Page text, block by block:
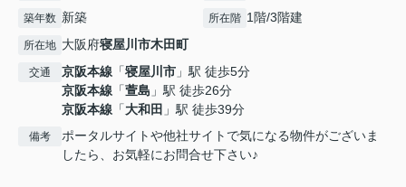
築年数 新築 所在階 1階/3階建
所在地 大阪府寝屋川市木田町
交通 京阪本線 「寝屋川市 」駅 徒歩5分
京阪本線 「萱島 」駅 徒歩26分
京阪本線 「大和田 」駅 徒歩39分
備考
ポータルサイトや他社サイトで気になる物件がございま
したら、お気軽にお問合せ下さい♪